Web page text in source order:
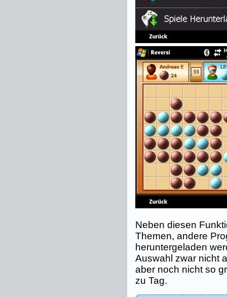
Neben diesen
Themen, andere
heruntergeladen
Auswahl zwar nicht
aber noch nicht so
zu Tag.